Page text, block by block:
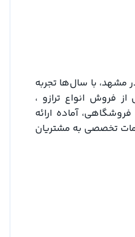
مشهد، با سال‌ها تجربه
فروش انواع ترازو ،
آماده ارائه
تخصصی به مشتریان